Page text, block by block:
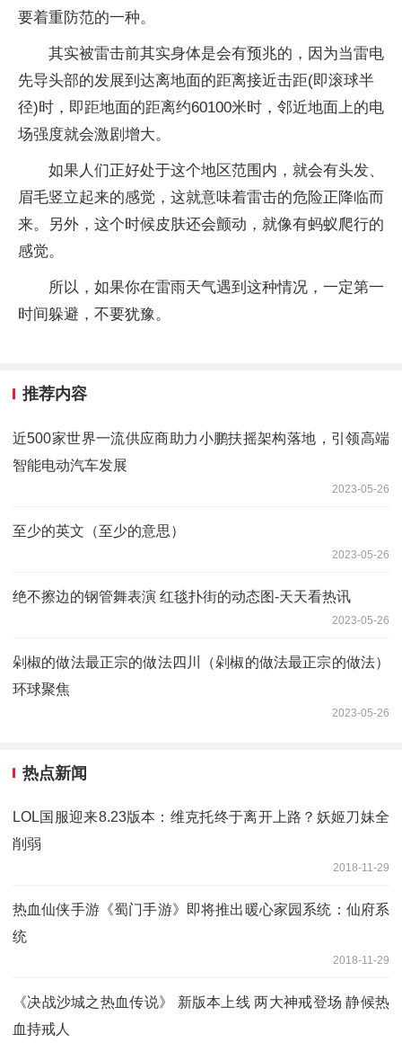
要着重防范的一种。
其实被雷击前其实身体是会有预兆的，因为当雷电
先导头部的发展到达离地面的距离接近击距(即滚球半
径)时，即距地面的距离约60100米时，邻近地面上的电
场强度就会激剧增大。
如果人们正好处于这个地区范围内，就会有头发、
眉毛竖立起来的感觉，这就意味着雷击的危险正降临而
来。另外，这个时候皮肤还会颤动，就像有蚂蚁爬行的
感觉。
所以，如果你在雷雨天气遇到这种情况，一定第一
时间躲避，不要犹豫。
推荐内容
近500家世界一流供应商助力小鹏扶摇架构落地，引领高端
智能电动汽车发展
2023-05-26
至少的英文（至少的意思）
2023-05-26
绝不擦边的钢管舞表演 红毯扑街的动态图-天天看热讯
2023-05-26
剁椒的做法最正宗的做法四川（剁椒的做法最正宗的做法）
环球聚焦
2023-05-26
热点新闻
LOL国服迎来8.23版本：维克托终于离开上路？妖姬刀妹全
削弱
2018-11-29
热血仙侠手游《蜀门手游》即将推出暖心家园系统：仙府系
统
2018-11-29
《决战沙城之热血传说》 新版本上线 两大神戒登场 静候热
血持戒人